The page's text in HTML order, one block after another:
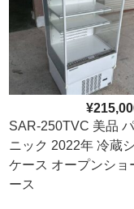
SAR-250TVC 美品
ニック 2022年 冷蔵
ケース オープンショ
ース